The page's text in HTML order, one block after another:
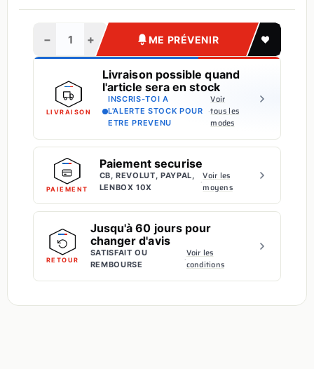
− + ME PRÉVENIR
LIVRAISON
Livraison possible quand
l'article sera en stock
INSCRIS-TOI A
L'ALERTE STOCK POUR
ETRE PREVENU
·
Voir
tous les
modes
PAIEMENT
Paiement securise
CB, REVOLUT, PAYPAL,
LENBOX 10X
·Voir les
moyens
RETOUR
Jusqu'à 60 jours pour
changer d'avis
SATISFAIT OU
REMBOURSE
·Voir les
conditions